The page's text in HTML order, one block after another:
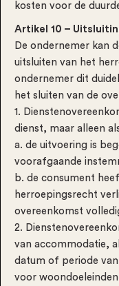
kosten voor de
Artikel 10 –
De ondernemer kan
uitsluiten van het
ondernemer dit
het sluiten van de
1.
dienst, maar alleen
a. de uitvoering is
voorafgaande
b. de consument
herroepingsrecht
overeenkomst
2.
van accommodatie,
datum of periode
voor